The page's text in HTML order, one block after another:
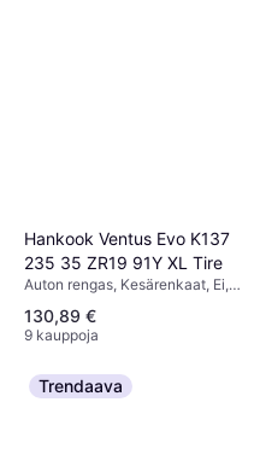
Hankook Ventus Evo K137
235 35 ZR19 91Y XL Tire
Auton rengas, Kesärenkaat, Ei,
Nopeusindeksi Y (300 km/h)
130,89 €
9 kauppoja
Trendaava